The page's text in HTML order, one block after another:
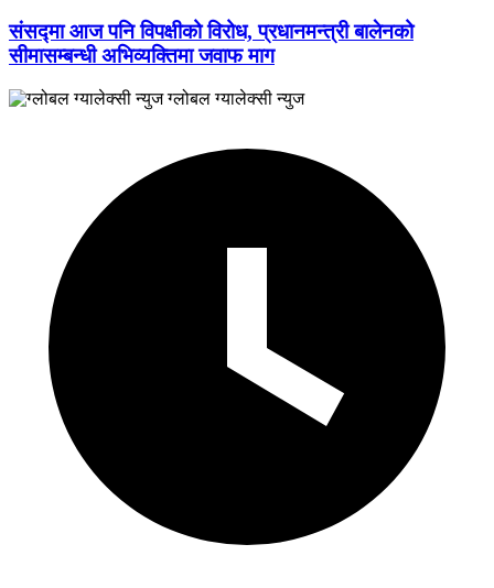
संसद्मा आज पनि विपक्षीको विरोध, प्रधानमन्त्री बालेनको
सीमासम्बन्धी अभिव्यक्तिमा जवाफ माग
ग्लोबल ग्यालेक्सी न्युज